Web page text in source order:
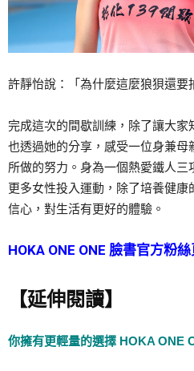
許靜怡說：「為什麼這麼狼狽還要
完成這次的間歇訓練，除了讓大家
也透過她的分享，感受一位身兼
所做的努力。身為一個熱愛鐵人
更多女性投入運動，除了培養健
信心，對生活有更好的體驗。
HOKA ONE ONE 臉書官方粉絲
【延伸閱讀】
你擁有更輕量的選擇 HOKA ONE